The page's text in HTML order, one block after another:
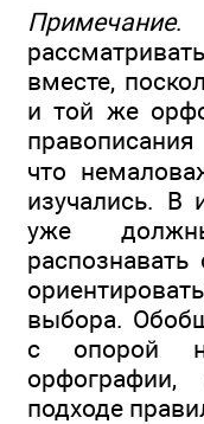
Примечание.
вместе,
и той же
что
изучались. В
уже
выбора.
с опорой
подходе